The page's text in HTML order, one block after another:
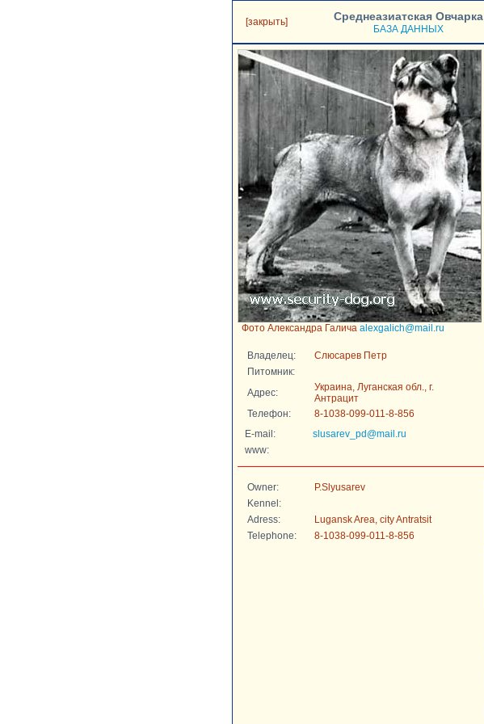
[закрыть] Среднеазиатская Овчарка
БАЗА ДАННЫХ
Фото Александра Галича alexgalich@mail.ru
Владелец:
Слюсарев Петр
Питомник:
Адрес:
Украина, Луганская обл., г.
Антрацит
Телефон:
8-1038-099-011-8-856
E-mail:
slusarev_pd@mail.ru
www:
Owner:
P.Slyusarev
Kennel:
Adress:
Lugansk Area, city Antratsit
Telephone:
8-1038-099-011-8-856